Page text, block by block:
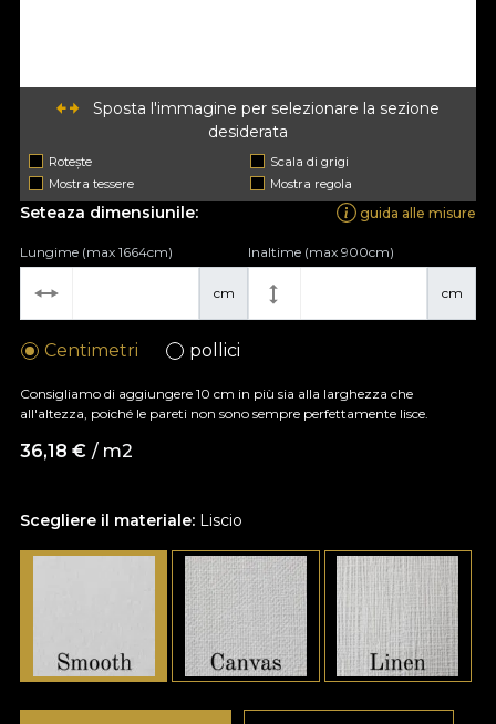
Sposta l'immagine per selezionare la sezione
desiderata
Rotește
Scala di grigi
Mostra tessere
Mostra regola
Scegliere il materiale: Liscio
Seteaza dimensiunile: guida alle misure
cm
Lungime (max 1664cm)
cm
Inaltime (max 900cm)
Centimetri pollici
Consigliamo di aggiungere 10 cm in più sia alla larghezza che
all'altezza, poiché le pareti non sono sempre perfettamente lisce.
36,18 € / m2